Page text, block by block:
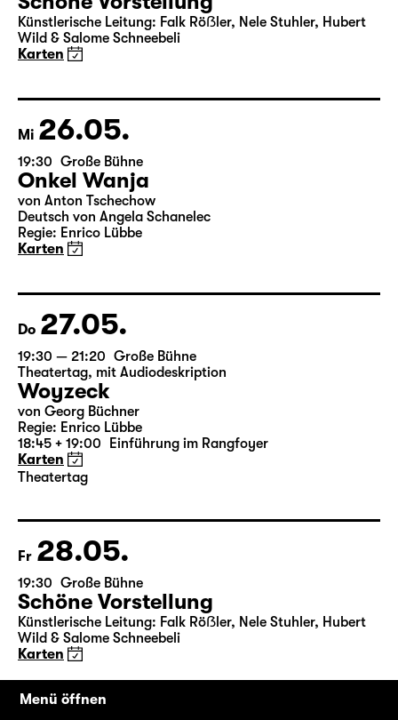
So 23.05.
16:00 Große Bühne
Schöne Vorstellung
Wild & Salome Schneebeli
Karten
Mi 26.05.
19:30 Große Bühne
Onkel Wanja
Regie: Enrico Lübbe
Karten
Do 27.05.
19:30 — 21:20 Große Bühne
Theatertag,mit Audiodeskription
Woyzeck
von Georg Büchner
Karten
Theatertag
Fr 28.05.
19:30 Große Bühne
Schöne Vorstellung
Künstlerische Leitung: Falk Röẞler, Nele Stuhler, Hubert
Wild & Salome Schneebeli
Menü öffnen